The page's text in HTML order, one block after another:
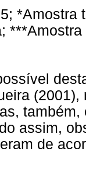
*Amostra
assim,
de